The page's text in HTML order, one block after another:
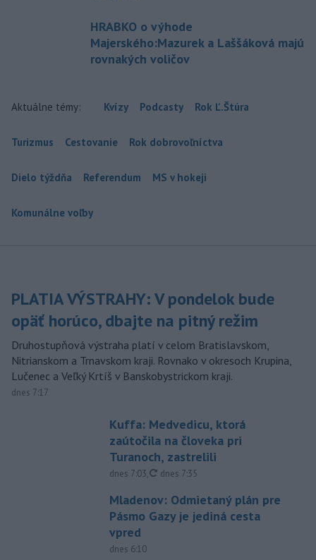
HRABKO o výhode
Majerského:Mazurek a Laššáková majú
rovnakých voličov
Aktuálne témy: Kvízy Podcasty Rok Ľ.Štúra
Turizmus Cestovanie Rok dobrovoľníctva
Dielo týždňa Referendum MS v hokeji
Komunálne voľby
PLATIA VÝSTRAHY: V pondelok bude
opäť horúco, dbajte na pitný režim
Druhostupňová výstraha platí v celom Bratislavskom,
Nitrianskom a Trnavskom kraji. Rovnako v okresoch Krupina,
Lučenec a Veľký Krtíš v Banskobystrickom kraji.
dnes 7:17
Kuffa: Medvedicu, ktorá
zaútočila na človeka pri
Turanoch, zastrelili
dnes 7:03, aktualizované
dnes 7:35
Mladenov: Odmietaný plán pre
Pásmo Gazy je jediná cesta
vpred
dnes 6:10